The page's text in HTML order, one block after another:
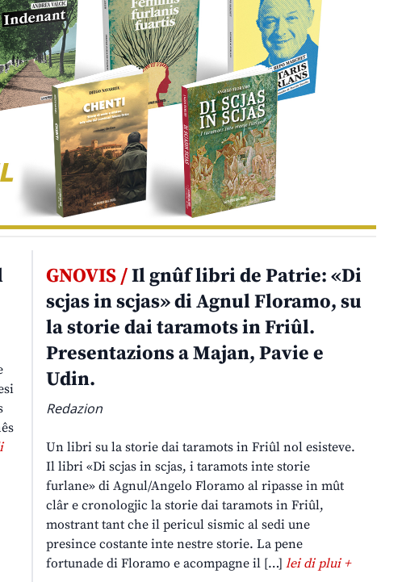
GNOVIS /Il gnûf libri de Patrie: «Di
scjas in scjas» di Agnul Floramo, su
la storie dai taramots in Friûl.
Presentazions a Majan, Pavie e
Udin.
Redazion
Un libri su la storie dai taramots in Friûl nol esisteve.
Il libri «Di scjas in scjas, i taramots inte storie
furlane» di Agnul/Angelo Floramo al ripasse in mût
clâr e cronologjic la storie dai taramots in Friûl,
mostrant tant che il pericul sismic al sedi une
presince costante inte nestre storie. La pene
fortunade di Floramo e acompagne il […]lei di plui +